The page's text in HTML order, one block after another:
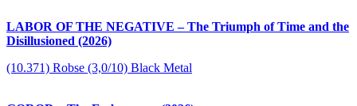
LABOR OF THE NEGATIVE – The Triumph of Time and the
Disillusioned (2026)
(10.371) Robse (3,0/10) Black Metal